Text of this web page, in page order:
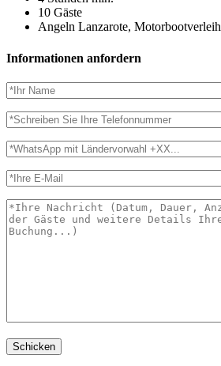
10 Gäste
Angeln Lanzarote, Motorbootverleih
Informationen anfordern